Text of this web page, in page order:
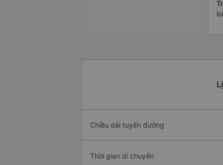
Chiều dài tuyến đường
Thời gian di chuyển